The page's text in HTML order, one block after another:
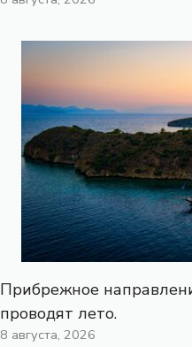
Прибрежное
проводят лето.
8 августа, 2026